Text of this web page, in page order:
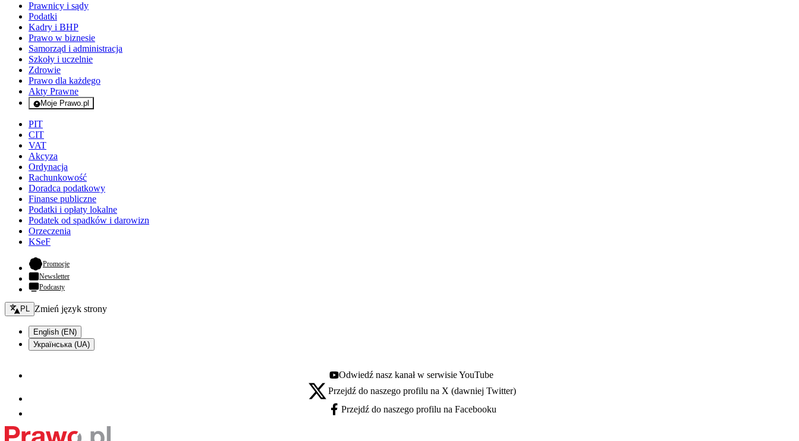
Prawnicy i sądy
Podatki
Kadry i BHP
Prawo w biznesie
Samorząd i administracja
Szkoły i uczelnie
Zdrowie
Prawo dla każdego
Akty Prawne
Moje Prawo.pl
- rejestracja i logowanie do serwisu
PIT
CIT
VAT
Akcyza
Ordynacja
Rachunkowość
Doradca podatkowy
Finanse publiczne
Podatki i opłaty lokalne
Podatek od spadków i darowizn
Orzeczenia
KSeF
Promocje- otwiera się w nowej karcie
Newsletter
Podcasty
Zmień język - bieżący:
PL Zmień język strony
English (EN)
Українська (UA)
Youtube - otwiera się w nowej karcie
Odwiedź nasz kanał w serwisie YouTube
X - otwiera się w nowej karcie
Przejdź do naszego profilu na X (dawniej Twitter)
Facebook - otwiera się w nowej karcie
Przejdź do naszego profilu na Facebooku